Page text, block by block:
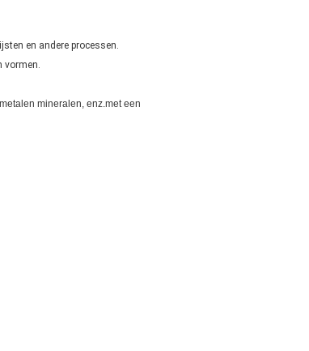
en andere processen.
vormen.
mineralen, enz.met een